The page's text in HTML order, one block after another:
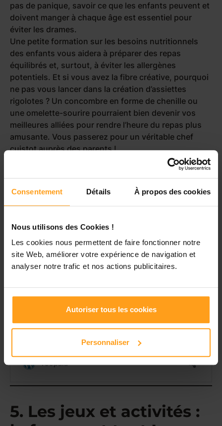
Consentement Détails À propos des cookies
Nous utilisons des Cookies !
Les cookies nous permettent de faire fonctionner notre
site Web, améliorer votre expérience de navigation et
analyser notre trafic et nos actions publicitaires.
Autoriser tous les cookies
Personnaliser
pas de panique, savoir ce que les enfants peuvent et
doivent manger à chaque âge est essentiel pour
éviter les drames.
Une petite formation sur les besoins nutritionnels
des enfants vous aidera à préparer des repas
équilibrés et, surtout, à éviter les allergènes
potentiels. Et si vous avez la fibre créative, pourquoi
ne pas vous lancer dans la création d’assiettes
rigolotes ? Un concombre en forme de chenille ou
une omelette-sourire pourraient bien devenir vos
meilleures alliées pour rendre l’heure du repas plus
amusante. Vous passerez pour un véritable chef
cuistot auprès des parents !
5. Les jeux et activités :